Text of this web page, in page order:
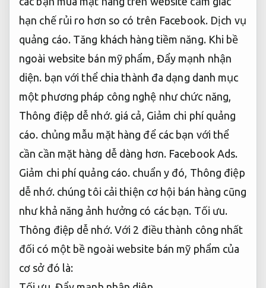
hạn chế rủi ro hơn so có trên Facebook. Dịch vụ
quảng cáo. Tăng khách hàng tiềm năng. Khi bề
ngoài website bán mỹ phẩm, Đẩy mạnh nhận
diện. bạn với thể chia thành đa dạng danh mục
một phương pháp công nghệ như chức năng,
Thông điệp dễ nhớ. giá cả, Giảm chi phí quảng
cáo. chủng mẫu mặt hàng để các bạn với thể
cần cần mặt hàng dễ dàng hơn. Facebook Ads.
Giảm chi phí quảng cáo. chuẩn y đó, Thông điệp
dễ nhớ. chúng tôi cải thiện cơ hội bán hàng cũng
như khả năng ảnh hưởng có các bạn. Tối ưu.
Thông điệp dễ nhớ. Với 2 điều thành công nhất
đối có một bề ngoài website bán mỹ phẩm của
cơ sở đó là: